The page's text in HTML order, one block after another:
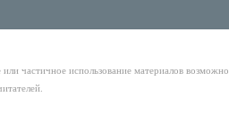
частичное использование материалов возможно